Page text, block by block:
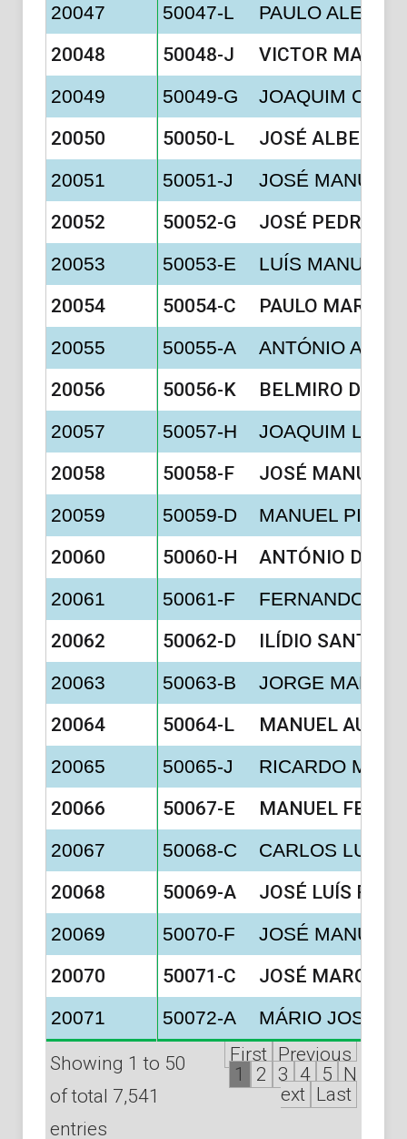
50047-L PAULO
50048-J VICTOR
50049-G JOAQUIM
50050-L JOSÉ ALBERTO
50051-J JOSÉ MANUEL
50052-G JOSÉ PEDRO
50053-E LUÍS MANUEL
50054-C PAULO MARIA
50055-A ANTÓNIO
50056-K BELMIRO
50057-H JOAQUIM LUÍS
50058-F JOSÉ MANUEL
50059-D MANUEL
50060-H ANTÓNIO DOS
50061-F FERNANDO
50062-D ILÍDIO SANTOS
50063-B JORGE
50064-L MANUEL
50065-J RICARDO
50067-E MANUEL
50068-C CARLOS LUÍS
50069-A JOSÉ LUÍS
50070-F JOSÉ MANUEL
50071-C JOSÉ
50072-A MÁRIO JOSÉ
20047
20048
20049
20050
20051
20052
20053
20054
20055
20056
20057
20058
20059
20060
20061
20062
20063
20064
20065
20066
20067
20068
20069
20070
20071
Showing 1 to 50
of total 7,541
entries
First Previous
1
2 3 4 5 N
ext Last